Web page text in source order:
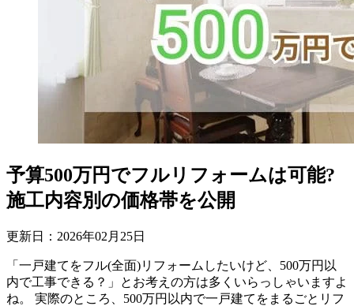
予算500万円でフルリフォームは可能?
施工内容別の価格帯を公開
更新日： 2026年02 月 25日
「一戸建てをフル(全面)リフォームしたいけど、500万円以
内で工事できる？」とお考えの方は多くいらっしゃいますよ
ね。 実際のところ、500万円以内で一戸建てをまるごとリフ